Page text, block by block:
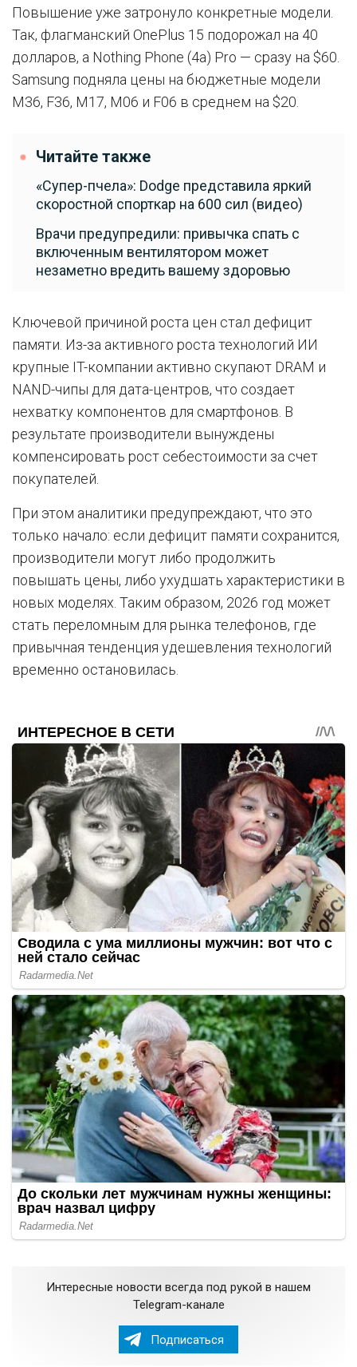
Повышение уже затронуло конкретные модели.
Так, флагманский OnePlus 15 подорожал на 40
долларов, а Nothing Phone (4a) Pro — сразу на $60.
Samsung подняла цены на бюджетные модели
M36, F36, M17, M06 и F06 в среднем на $20.
Читайте также
«Супер-пчела»: Dodge представила яркий
скоростной спорткар на 600 сил (видео)
Врачи предупредили: привычка спать с
включенным вентилятором может
незаметно вредить вашему здоровью
Ключевой причиной роста цен стал дефицит
памяти. Из-за активного роста технологий ИИ
крупные IT-компании активно скупают DRAM и
NAND-чипы для дата-центров, что создает
нехватку компонентов для смартфонов. В
результате производители вынуждены
компенсировать рост себестоимости за счет
покупателей.
При этом аналитики предупреждают, что это
только начало: если дефицит памяти сохранится,
производители могут либо продолжить
повышать цены, либо ухудшать характеристики в
новых моделях. Таким образом, 2026 год может
стать переломным для рынка телефонов, где
привычная тенденция удешевления технологий
временно остановилась.
Интересные новости всегда под рукой в нашем
Telegram-канале
Подписаться